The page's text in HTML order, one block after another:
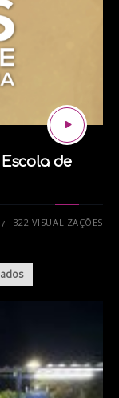
de
322 VISUALIZAÇÕES